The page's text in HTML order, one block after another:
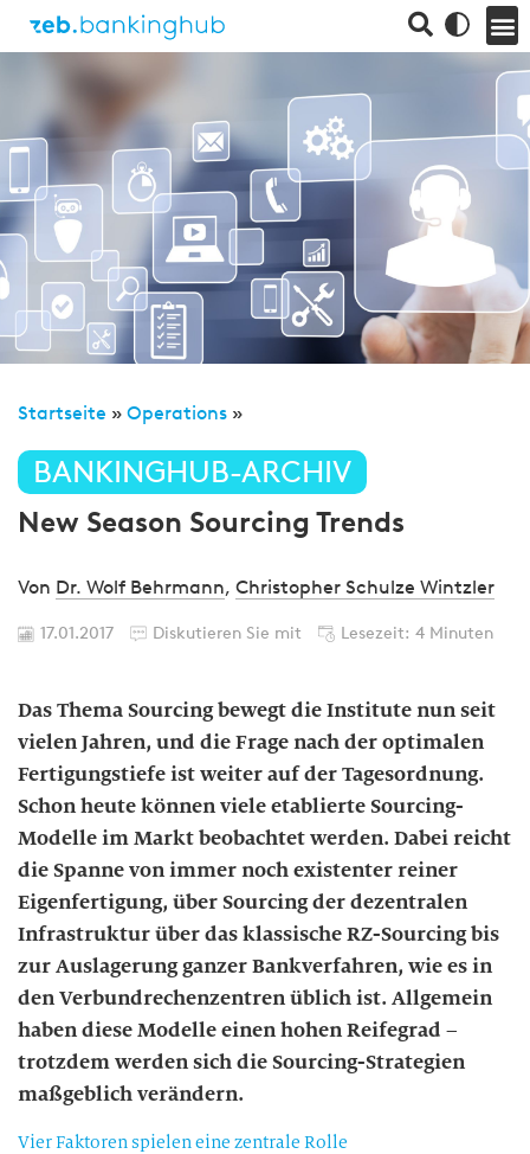
Startseite » Operations »
BANKINGHUB-ARCHIV
New Season Sourcing Trends
Von Dr. Wolf Behrmann, Christopher Schulze Wintzler
17.01.2017 Diskutieren Sie mit Lesezeit: 4 Minuten
Das Thema Sourcing bewegt die Institute nun seit
vielen Jahren, und die Frage nach der optimalen
Fertigungstiefe ist weiter auf der Tagesordnung.
Schon heute können viele etablierte Sourcing-
Modelle im Markt beobachtet werden. Dabei reicht
die Spanne von immer noch existenter reiner
Eigenfertigung, über Sourcing der dezentralen
Infrastruktur über das klassische RZ-Sourcing bis
zur Auslagerung ganzer Bankverfahren, wie es in
den Verbundrechenzentren üblich ist. Allgemein
haben diese Modelle einen hohen Reifegrad –
trotzdem werden sich die Sourcing-Strategien
maßgeblich verändern.
Vier Faktoren spielen eine zentrale Rolle